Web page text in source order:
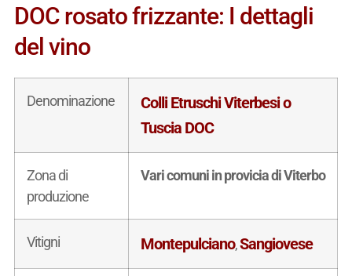
DOC rosato frizzante: I dettagli
del vino
Denominazione
Colli Etruschi Viterbesi o
Tuscia DOC
Zona di
produzione
Vari comuni in provicia di Viterbo
Vitigni Montepulciano,Sangiovese